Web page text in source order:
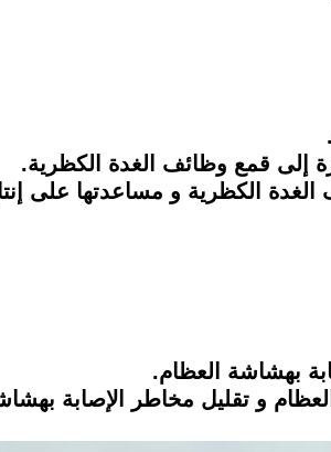
إلى قمع وظائف الغدة الكظرية.
الكظرية و مساعدتها على
بهشاشة العظام.
و تقليل مخاطر الإصابة